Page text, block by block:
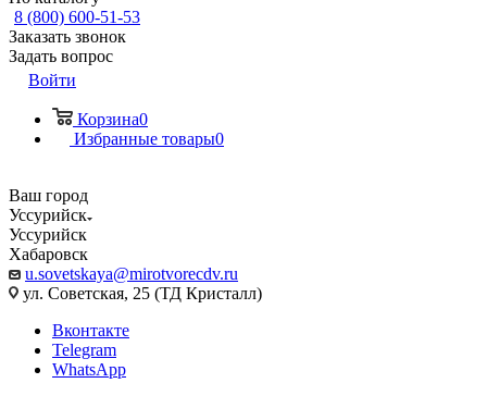
8 (800) 600-51-53
Заказать звонок
Задать вопрос
Войти
Корзина0
Избранные товары0
Ваш город
Уссурийск
Уссурийск
Хабаровск
u.sovetskaya@mirotvorecdv.ru
ул. Советская, 25 (ТД Кристалл)
Вконтакте
Telegram
WhatsApp